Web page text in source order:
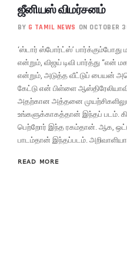
ஜீனியஸ் விமர்சனம்
BY G TAMIL NEWS ON OCTOBER
‘ஸ்டார் ஸ்போர்ட்ஸ்’
என்றும், விஜய் டிவி பார்த்து “என்
என்றும், அடுத்த வீட்டுப் பையன்
கேட்டு என் பிள்ளை
அதற்கான அத்தனை
உங்களுக்காகத்தான் இந்தப் படம்.
பெற்றோர் இந்த ரகம்தான். ஆக,
பாடம்தான் இந்தப்படம்.
READ MORE